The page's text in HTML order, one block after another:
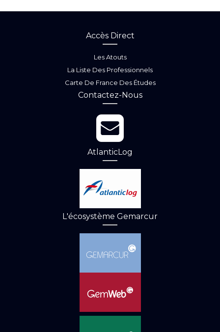
Accès Direct
Les Atouts
La Liste Des Professionnels
Carte De France Des Études
Contactez-Nous
AtlanticLog
L'écosystème Gemarcur